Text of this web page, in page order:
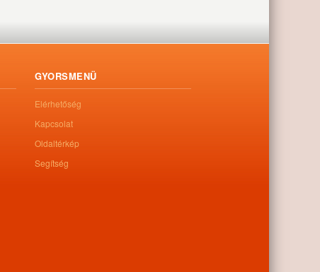
GYORSMENÜ
Elérhetőség
Kapcsolat
Oldaltérkép
Segítség